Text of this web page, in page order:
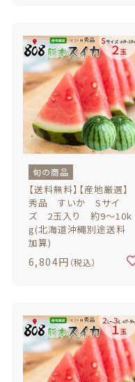
旬の商品
【送料無料】【産地厳選】
秀品 すいか Sサイ
ズ 2玉入り 約9～10k
g(北海道沖縄別途送料
加算)
6,804円 （税込）